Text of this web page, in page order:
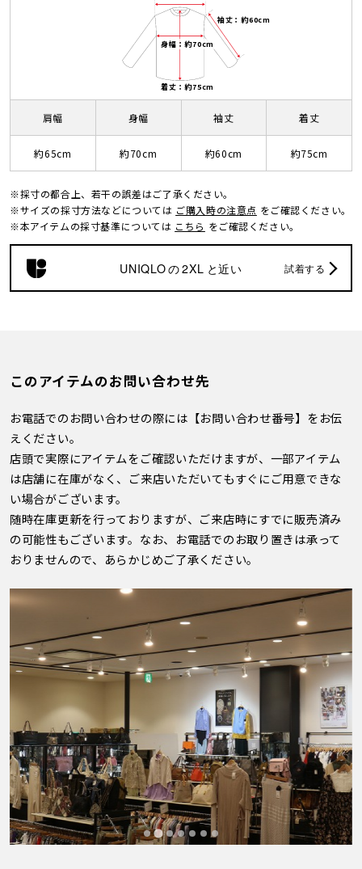
身幅：約70cm
袖丈：約60cm
着丈：約75cm
肩幅
約65cm
身幅
約70cm
袖丈
約60cm
着丈
約75cm
※採寸の都合上、若干の誤差はご了承ください。
※サイズの採寸方法などについては ご購入時の注意点 をご確認ください。
※本アイテムの採寸基準については こちら をご確認ください。
UNIQLOの2XL と近い 試着する
このアイテムのお問い合わせ先
お電話でのお問い合わせの際には【お問い合わせ番号】をお伝
えください。
店頭で実際にアイテムをご確認いただけますが、一部アイテム
は店舗に在庫がなく、ご来店いただいてもすぐにご用意できな
い場合がございます。
随時在庫更新を行っておりますが、ご来店時にすでに販売済み
の可能性もございます。なお、お電話でのお取り置きは承って
おりませんので、あらかじめご了承ください。